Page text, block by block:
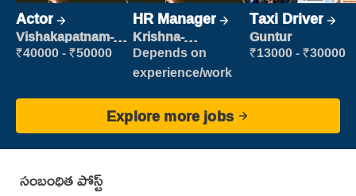
Actor
Vishakapatnam-
new
₹40000 - ₹50000
HR Manager
Krishna-
vijayawada
Depends on
experience/work
Taxi Driver
Guntur
₹13000 - ₹30000
Explore more jobs
సంబంధిత పోస్ట్